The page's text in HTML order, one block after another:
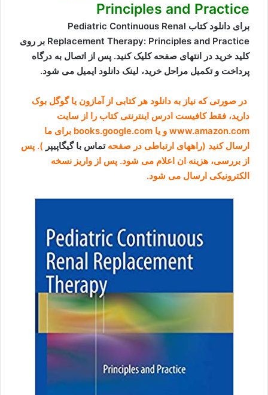
Principles and Practice
برای دانلود کتاب Pediatric Continuous Renal
Replacement Therapy: Principles and Practice بر روی
کلید خرید در انتهای صفحه کلیک کنید. پس از اتصال به درگاه
پرداخت و تکمیل مراحل خرید، لینک دانلود ایمیل می شود.
در صورتی که نیاز به دانلود هر کتابی از آمازون یا گوگل بوک
دارید، فقط کافیست ادرس اینترنتی کتاب را از سایت
www.amazon.com و یا books.google.com برای ما
ارسال کنید (راههای ارتباطی در صفحهتماس با گیگاپیپر ). پس
از بررسی، هزینه ان اعلام می شود. پس از واریز نسخه
الکترونیکی ارسال می شود.